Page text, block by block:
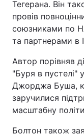
Тегерана. Він
провів
союзниками по
та партнерами в
Автор порівняв
"Буря в пустелі"
Джорджа Буша,
заручилися
масштабну
Болтон також